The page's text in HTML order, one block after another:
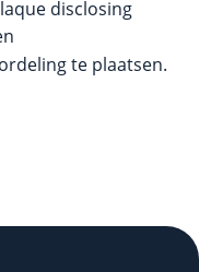
disclosing
te plaatsen.